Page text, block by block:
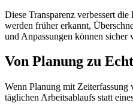
Diese Transparenz verbessert
werden früher erkannt,
und Anpassungen können sicher
Von Planung zu
Wenn Planung mit
täglichen Arbeitsablaufs statt